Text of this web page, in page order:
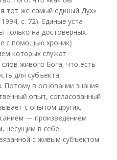
тот же самый единый Дух»
с. 72). Единые уста
только на достоверных
с помощью хроник)
которых служат
живого Бога, что есть
для субъекта,
Потому в основании знания
опыт, согласованный
с опытом других.
— произведением
несущим в себе
с живым субъектом